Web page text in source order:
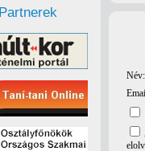
Partnerek